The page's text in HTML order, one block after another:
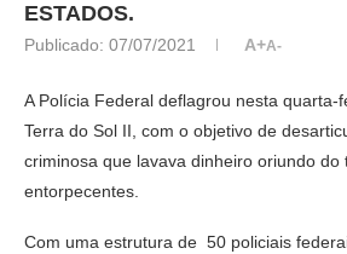
ESTADOS.
Publicado: 07/07/2021 A+A-
A Polícia Federal deflagrou nesta quarta-
Terra do Sol II, com o objetivo de
criminosa que lavava dinheiro oriundo do
entorpecentes.
Com uma estrutura de 50 policiais